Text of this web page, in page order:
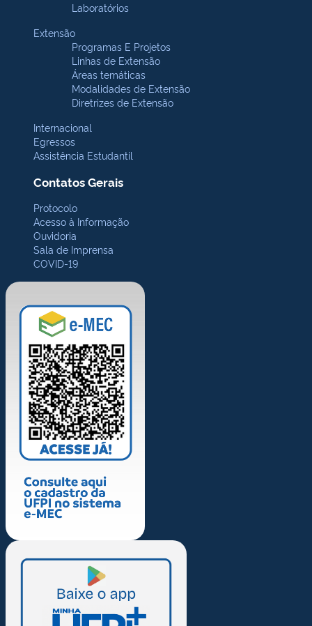
Laboratórios
Extensão
Programas E Projetos
Linhas de Extensão
Áreas temáticas
Modalidades de Extensão
Diretrizes de Extensão
Internacional
Egressos
Assistência Estudantil
Contatos Gerais
Protocolo
Acesso à Informação
Ouvidoria
Sala de Imprensa
COVID-19